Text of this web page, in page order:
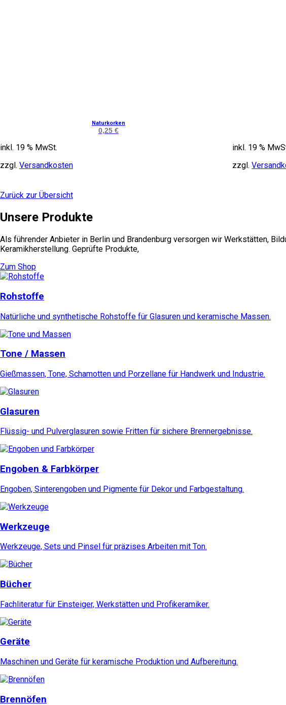
Naturkorken
0,25 €
inkl. 19 % MwSt.
zzgl. Versandkosten
inkl. 19 %
zzgl.
Zurück zur Übersicht
Unsere Produkte
Als führender Anbieter in Berlin und Brandenburg versorgen wir Werkstätten,
Keramikherstellung. Geprüfte Produkte,
Zum Shop
Rohstoffe
Natürliche und synthetische Rohstoffe für Glasuren und keramische Massen.
Tone / Massen
Gießmassen, Tone, Schamotten und Porzellane für Handwerk und Industrie.
Glasuren
Flüssig- und Pulverglasuren sowie Fritten für sichere Brennergebnisse.
Engoben & Farbkörper
Engoben, Sinterengoben und Pigmente für Dekor und Farbgestaltung.
Werkzeuge
Werkzeuge, Sets und Pinsel für präzises Arbeiten mit Ton.
Bücher
Fachliteratur für Einsteiger, Werkstätten und Profikeramiker.
Geräte
Maschinen und Geräte für keramische Produktion und Aufbereitung.
Brennöfen